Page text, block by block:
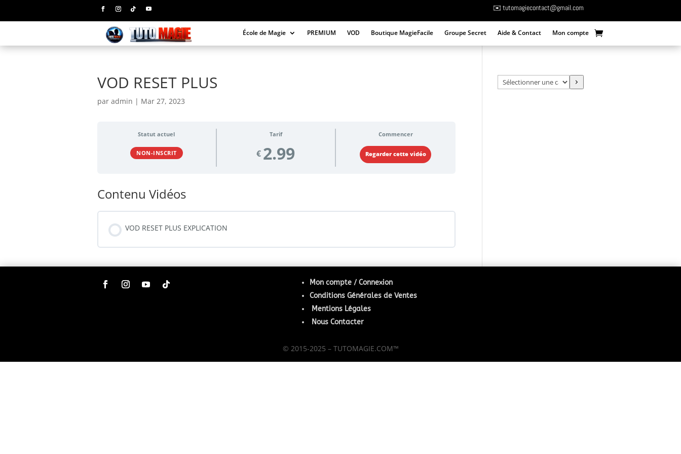
✉️ tutomagiecontact@gmail.com
École de Magie PREMIUM VOD Boutique MagieFacile Groupe Secret Aide & Contact Mon compte
VOD RESET PLUS
par admin | Mar 27, 2023
Statut actuel
NON-INSCRIT
Tarif
€ 2.99
Commencer
Regarder cette vidéo
Contenu Vidéos
VOD RESET PLUS EXPLICATION
Sélectionner
une
Mon compte / Connexion
Conditions Générales de Ventes
Mentions Légales
Nous Contacter
© 2015-2025 – TUTOMAGIE.COM™